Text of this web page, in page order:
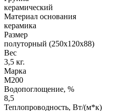
керамический
Материал основания
керамика
Размер
полуторный (250х120х88)
Вес
3,5 кг.
Марка
М200
Водопоглощение, %
8,5
Теплопроводность, Вт/(м*к)